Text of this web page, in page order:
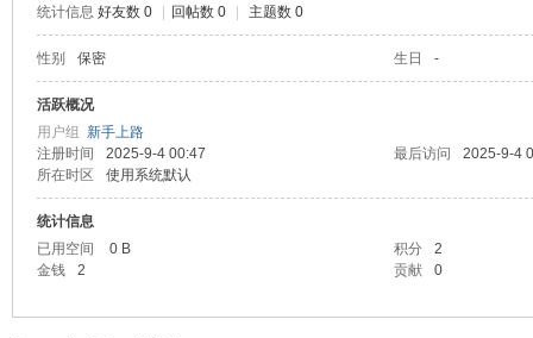
统计信息 好友数 0 回帖数 0 主题数 0
性别 保密 生日 -
活跃概况
用户组 新手上路
注册时间
2025-9-4 00:47 最后访问
2025-9-4
所在时区
使用系统默认
统计信息
已用空间
0 B 积分
2
金钱
2 贡献 0